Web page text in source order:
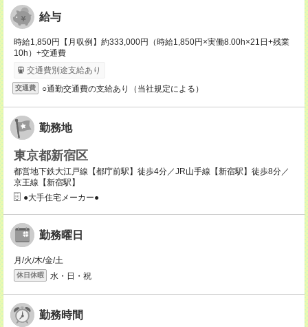
給与
時給1,850円【月収例】約333,000円（時給1,850円×実働8.00h×21日+残業
10h）+交通費
交通費別途支給あり
交通費 ○通勤交通費の支給あり（当社規定による）
勤務地
東京都新宿区
都営地下鉄大江戸線【都庁前駅】徒歩4分／JR山手線【新宿駅】徒歩8分／
京王線【新宿駅】
●大手住宅メーカー●
勤務曜日
月/火/木/金/土
休日休暇 水・日・祝
勤務時間